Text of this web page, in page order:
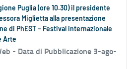
Puglia (ore 10.30) il presidente
Miglietta alla presentazione
di PhEST – Festival internazionale
Arte
- Data di Pubblicazione 3-ago-